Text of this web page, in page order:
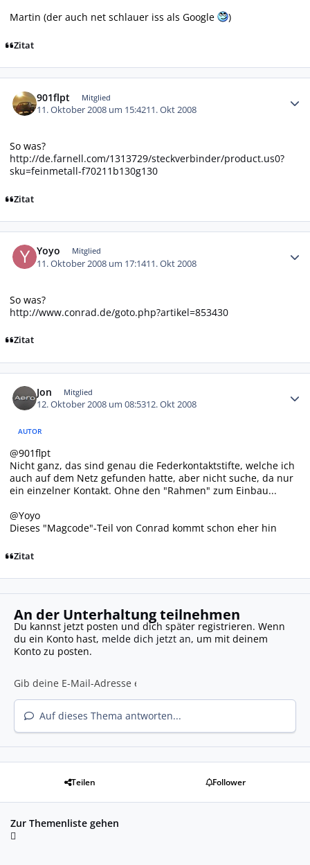
Martin (der auch net schlauer iss als Google
)
Zitat
901flpt Mitglied
11. Oktober 2008 um 15:4211. Okt 2008
So was?
http://de.farnell.com/1313729/steckverbinder/product.us0?
sku=feinmetall-f70211b130g130
Zitat
Yoyo Mitglied
11. Oktober 2008 um 17:1411. Okt 2008
So was?
http://www.conrad.de/goto.php?artikel=853430
Zitat
Jon Mitglied
12. Oktober 2008 um 08:5312. Okt 2008
AUTOR
@901flpt
Nicht ganz, das sind genau die Federkontaktstifte, welche ich
auch auf dem Netz gefunden hatte, aber nicht suche, da nur
ein einzelner Kontakt. Ohne den "Rahmen" zum Einbau...
@Yoyo
Dieses "Magcode"-Teil von Conrad kommt schon eher hin
Zitat
An der Unterhaltung teilnehmen
Du kannst jetzt posten und dich später registrieren. Wenn
du ein Konto hast, melde dich jetzt an, um mit deinem
Konto zu posten.
Auf dieses Thema antworten...
Teilen Follower
Zur Themenliste gehen